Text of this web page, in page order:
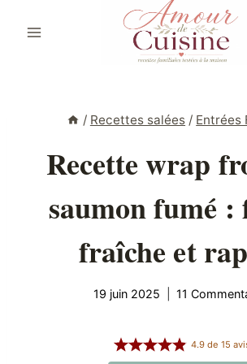
/ Recettes salées / Entrées
Recette wrap
saumon fumé :
fraîche et
19 juin 2025 11
4.9de 15